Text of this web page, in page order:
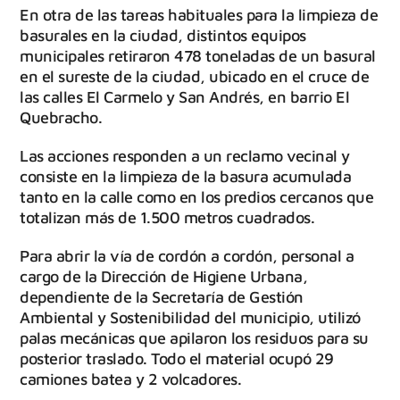
En otra de las tareas habituales para la limpieza de
basurales en la ciudad, distintos equipos
municipales retiraron 478 toneladas de un basural
en el sureste de la ciudad, ubicado en el cruce de
las calles El Carmelo y San Andrés, en barrio El
Quebracho.
Las acciones responden a un reclamo vecinal y
consiste en la limpieza de la basura acumulada
tanto en la calle como en los predios cercanos que
totalizan más de 1.500 metros cuadrados.
Para abrir la vía de cordón a cordón, personal a
cargo de la Dirección de Higiene Urbana,
dependiente de la Secretaría de Gestión
Ambiental y Sostenibilidad del municipio, utilizó
palas mecánicas que apilaron los residuos para su
posterior traslado. Todo el material ocupó 29
camiones batea y 2 volcadores.